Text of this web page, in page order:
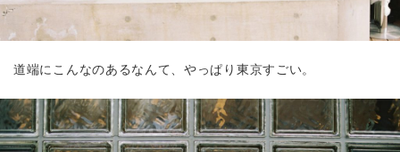
道端にこんなのあるなんて、やっぱり東京すごい。